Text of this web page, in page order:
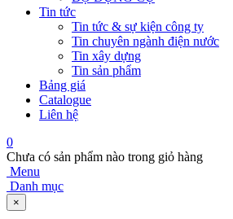
Tin tức
Tin tức & sự kiện công ty
Tin chuyên ngành điện nước
Tin xây dựng
Tin sản phẩm
Bảng giá
Catalogue
Liên hệ
0
Chưa có sản phẩm nào trong giỏ hàng
Menu
Danh mục
×